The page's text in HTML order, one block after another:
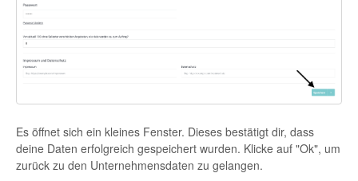
Es öffnet sich ein kleines Fenster. Dieses bestätigt dir, dass
deine Daten erfolgreich gespeichert wurden. Klicke auf "Ok", um
zurück zu den Unternehmensdaten zu gelangen.